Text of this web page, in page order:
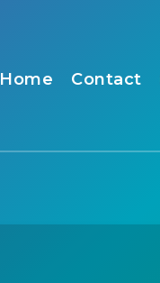
Home Contact